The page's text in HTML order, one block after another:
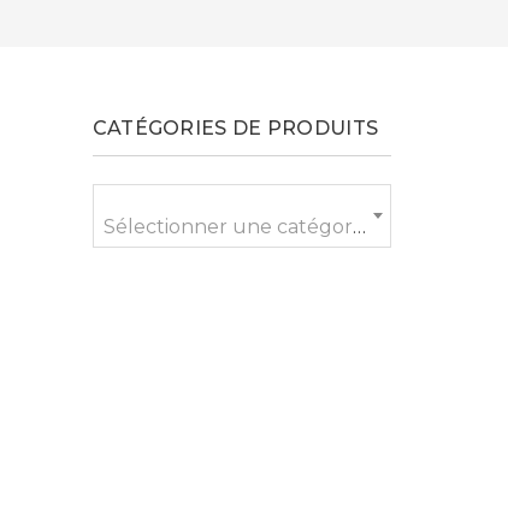
CATÉGORIES DE PRODUITS
Sélectionner une catégorie